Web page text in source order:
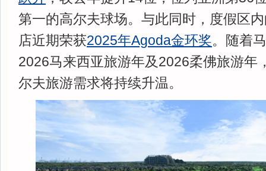
第一的高尔夫球场。与此同时，度假区
店近期荣获2025年Agoda金环奖。随着
2026马来西亚旅游年及2026柔佛旅游年
尔夫旅游需求将持续升温。